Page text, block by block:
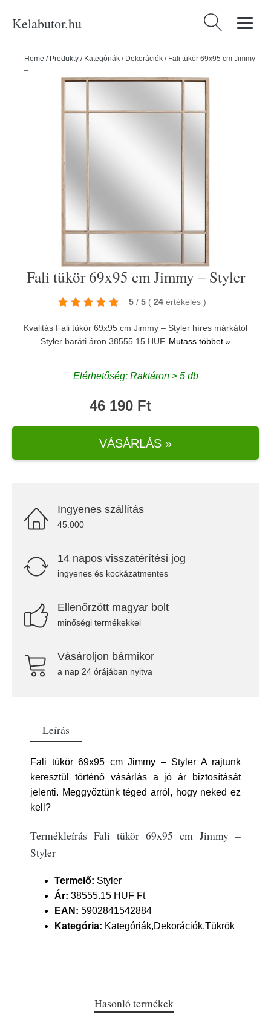
Kelabutor.hu Keresés:
Home / Produkty / Kategóriák / Dekorációk / Fali tükör 69x95 cm Jimmy
– Styler
Fali tükör 69x95 cm Jimmy – Styler
5 / 5 ( 24 értékelés )
Kvalitás Fali tükör 69x95 cm Jimmy – Styler híres márkától
Styler baráti áron 38555.15 HUF. Mutass többet »
Elérhetőség: Raktáron > 5 db
46 190 Ft
VÁSÁRLÁS »
Ingyenes szállítás
45.000
14 napos visszatérítési jog
ingyenes és kockázatmentes
Ellenőrzött magyar bolt
minőségi termékekkel
Vásároljon bármikor
a nap 24 órájában nyitva
Leírás
Fali tükör 69x95 cm Jimmy – Styler A rajtunk
keresztül történő vásárlás a jó ár biztosítását
jelenti. Meggyőztünk téged arról, hogy neked ez
kell?
Termékleírás Fali tükör 69x95 cm Jimmy –
Styler
Termelő: Styler
Ár: 38555.15 HUF Ft
EAN: 5902841542884
Kategória: Kategóriák,Dekorációk,Tükrök
Hasonló termékek